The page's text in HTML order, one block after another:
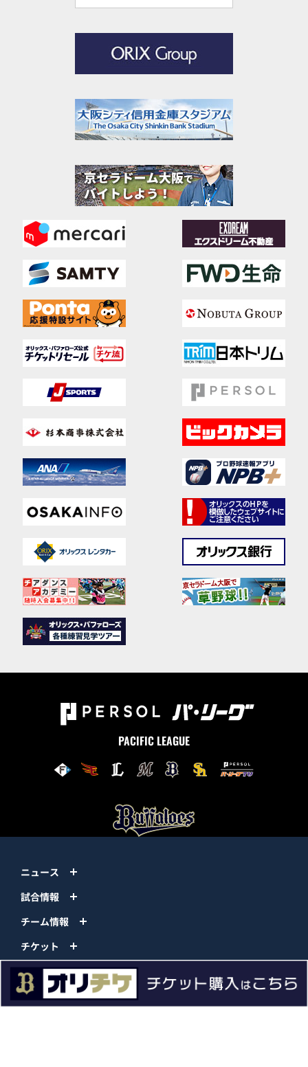
PACIFIC LEAGUE
ニュース
試合情報
チーム情報
チケット
イベント
ファンクラブ